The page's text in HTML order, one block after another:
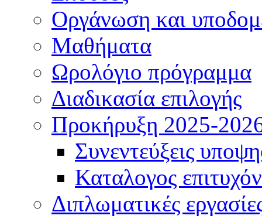
Οργάνωση και
Μαθήματα
Ωρολόγιο πρόγραμμα
Διαδικασία επιλογής
Πρoκήρυξη 2025-
Συνεντεύξεις
Καταλογος
Διπλωματικές